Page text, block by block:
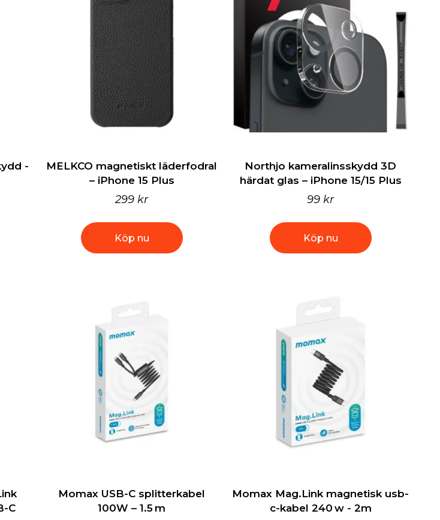
-
MELKCO magnetiskt läderfodral
– iPhone 15 Plus
299 kr
Köp nu
Northjo kameralinsskydd 3D
härdat glas – iPhone 15/15 Plus
99 kr
Köp nu
C
Momax USB-C splitterkabel
100W – 1.5 m
Momax Mag.Link magnetisk usb-
c-kabel 240 w - 2m